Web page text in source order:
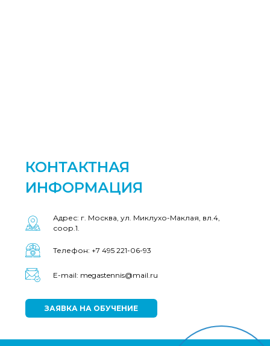
КОНТАКТНАЯ
ИНФОРМАЦИЯ
Адрес: г. Москва, ул. Миклухо-Маклая, вл.4,
соор.1.
Телефон: +7 495 221-06-93
E-mail: megastennis@mail.ru
ЗАЯВКА НА ОБУЧЕНИЕ